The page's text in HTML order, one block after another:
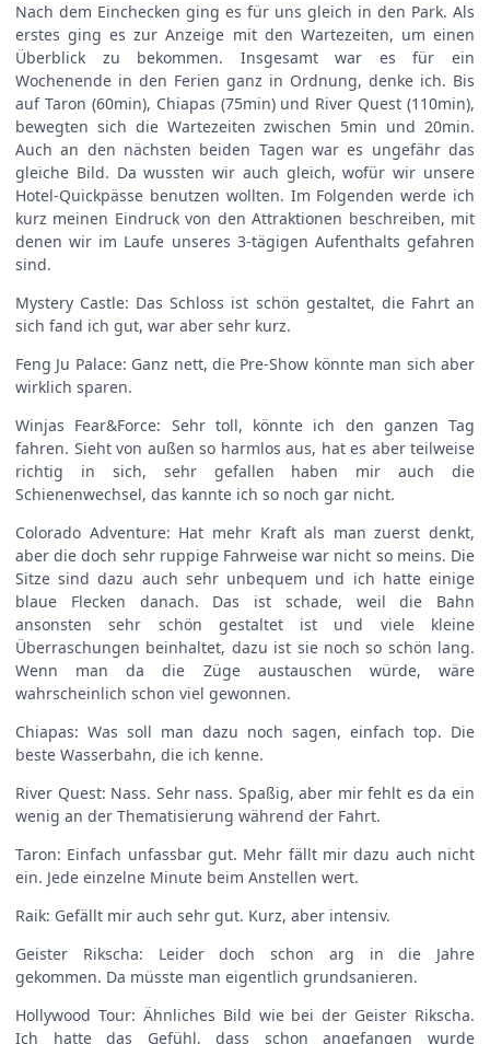
Nach dem Einchecken ging es für uns gleich in den Park. Als
erstes ging es zur Anzeige mit den Wartezeiten, um einen
Überblick zu bekommen. Insgesamt war es für ein
Wochenende in den Ferien ganz in Ordnung, denke ich. Bis
auf Taron (60min), Chiapas (75min) und River Quest (110min),
bewegten sich die Wartezeiten zwischen 5min und 20min.
Auch an den nächsten beiden Tagen war es ungefähr das
gleiche Bild. Da wussten wir auch gleich, wofür wir unsere
Hotel-Quickpässe benutzen wollten. Im Folgenden werde ich
kurz meinen Eindruck von den Attraktionen beschreiben, mit
denen wir im Laufe unseres 3-tägigen Aufenthalts gefahren
sind.
Mystery Castle: Das Schloss ist schön gestaltet, die Fahrt an
sich fand ich gut, war aber sehr kurz.
Feng Ju Palace: Ganz nett, die Pre-Show könnte man sich aber
wirklich sparen.
Winjas Fear&Force: Sehr toll, könnte ich den ganzen Tag
fahren. Sieht von außen so harmlos aus, hat es aber teilweise
richtig in sich, sehr gefallen haben mir auch die
Schienenwechsel, das kannte ich so noch gar nicht.
Colorado Adventure: Hat mehr Kraft als man zuerst denkt,
aber die doch sehr ruppige Fahrweise war nicht so meins. Die
Sitze sind dazu auch sehr unbequem und ich hatte einige
blaue Flecken danach. Das ist schade, weil die Bahn
ansonsten sehr schön gestaltet ist und viele kleine
Überraschungen beinhaltet, dazu ist sie noch so schön lang.
Wenn man da die Züge austauschen würde, wäre
wahrscheinlich schon viel gewonnen.
Chiapas: Was soll man dazu noch sagen, einfach top. Die
beste Wasserbahn, die ich kenne.
River Quest: Nass. Sehr nass. Spaßig, aber mir fehlt es da ein
wenig an der Thematisierung während der Fahrt.
Taron: Einfach unfassbar gut. Mehr fällt mir dazu auch nicht
ein. Jede einzelne Minute beim Anstellen wert.
Raik: Gefällt mir auch sehr gut. Kurz, aber intensiv.
Geister Rikscha: Leider doch schon arg in die Jahre
gekommen. Da müsste man eigentlich grundsanieren.
Hollywood Tour: Ähnliches Bild wie bei der Geister Rikscha.
Ich hatte das Gefühl, dass schon angefangen wurde